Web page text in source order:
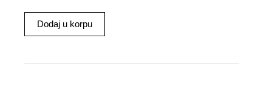
Dodaj u korpu